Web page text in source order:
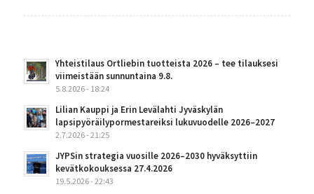
Yhteistilaus Ortliebin tuotteista 2026 – tee tilauksesi
viimeistään sunnuntaina 9.8.
5.8.2026 - 18:24
Lilian Kauppi ja Erin Levälahti Jyväskylän
lapsipyöräilypormestareiksi lukuvuodelle 2026–2027
2.7.2026 - 21:25
JYPSin strategia vuosille 2026–2030 hyväksyttiin
kevätkokouksessa 27.4.2026
19.5.2026 - 22:43